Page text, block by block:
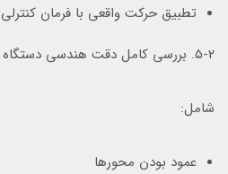
تطبیق حرکت واقعی با فرمان کنترلی
۵-۲. بررسی کامل دقت هندسی دستگاه
شامل:
عمود بودن محورها